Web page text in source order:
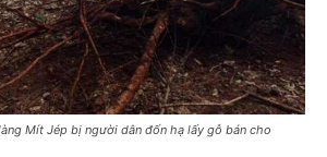
Mít Jép bị người dân đốn hạ lấy gỗ bán cho